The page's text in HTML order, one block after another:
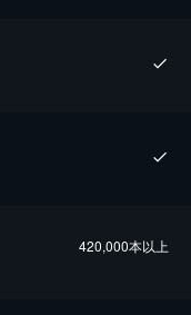
420,000本以上